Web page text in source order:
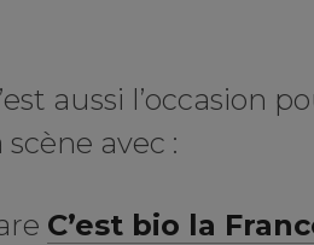
aussi l’occasion
avec :
C’est bio la